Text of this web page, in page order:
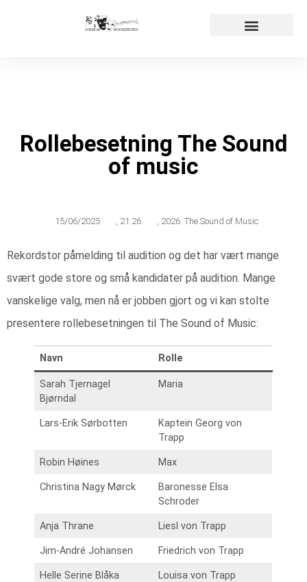
Rollebesetning The Sound
of music
15/06/2025 , 21:26 , 2026: The Sound of Music
Rekordstor påmelding til audition og det har vært mange
svært gode store og små kandidater på audition. Mange
vanskelige valg, men nå er jobben gjort og vi kan stolte
presentere rollebesetningen til The Sound of Music:
Navn Rolle
Sarah Tjernagel
Bjørndal
Maria
Lars-Erik Sørbotten
Kaptein Georg von
Trapp
Robin Høines Max
Christina Nagy Mørck
Baronesse Elsa
Schroder
Anja Thrane Liesl von Trapp
Jim-André Johansen Friedrich von Trapp
Helle Serine Blåka Louisa von Trapp